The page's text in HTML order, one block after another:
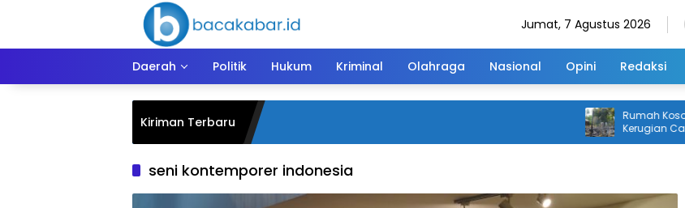
Jumat, 7 Agustus 2026
Daerah Politik Hukum Kriminal Olahraga Nasional Opini Redaksi
Kiriman Terbaru
Rumah Kosong
Kerugian Capai
seni kontemporer indonesia